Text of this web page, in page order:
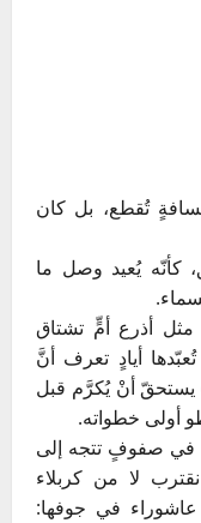
تُقطع، بل كان
يُعيد وصل ما
مثل أذرع أمٍّ تشتاق
أيادٍ تعرف أنَّ
يستحقّ أنْ يُكرَّم قبل
أولى خطواته.
في صفوفٍ تتجه إلى
نقترب لا من كربلاء
في جوفها: